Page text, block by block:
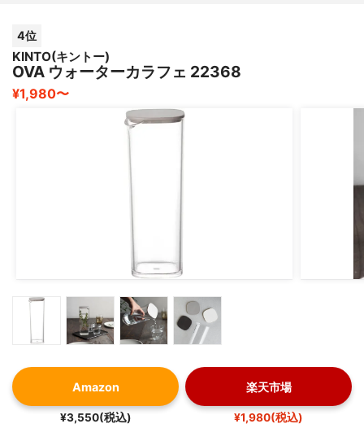
あんまりおすすめできない商品です。
4位
KINTO(キントー)
OVA ウォーターカラフェ 22368
¥1,980〜
Amazon
¥3,550(税込)
楽天市場
¥1,980(税込)